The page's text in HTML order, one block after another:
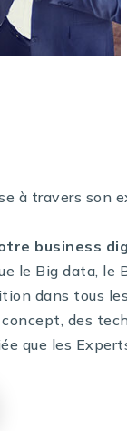
à travers
business
Big data, le
dans tous
des
que les